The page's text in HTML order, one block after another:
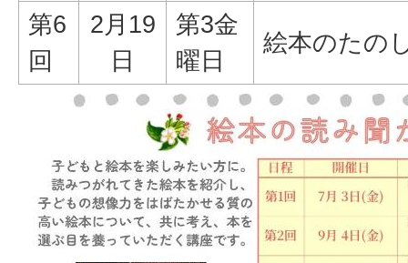
第6
回
2月19
日
第3金
曜日
絵本のたの